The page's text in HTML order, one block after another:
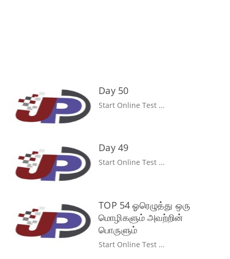
Day 50
Start Online Test ...
Day 49
Start Online Test ...
TOP 54 ஓரெழுத்து ஒரு
மொழிகளும் அவற்றின்
பொருளும்
Start Online Test ...